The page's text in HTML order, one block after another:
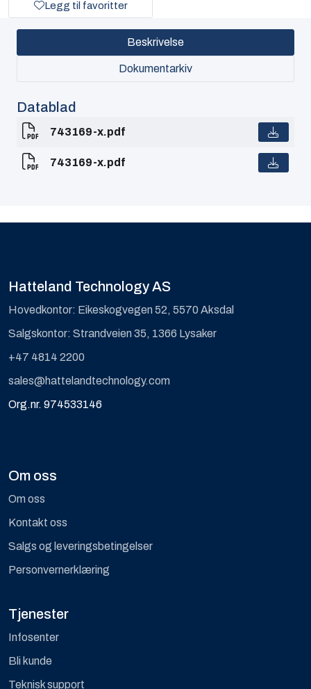
Legg til favoritter
Beskrivelse
Dokumentarkiv
Datablad
743169-x.pdf
743169-x.pdf
Hatteland Technology AS
Hovedkontor: Eikeskogvegen 52, 5570 Aksdal
Salgskontor: Strandveien 35, 1366 Lysaker
+47 4814 2200
sales@hattelandtechnology.com
Org.nr. 974533146
Om oss
Om oss
Kontakt oss
Salgs og leveringsbetingelser
Personvernerklæring
Tjenester
Infosenter
Bli kunde
Teknisk support